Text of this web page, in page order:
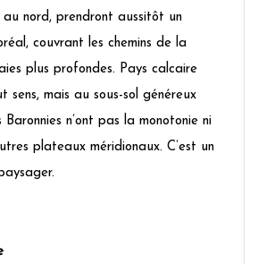
au nord, prendront aussitôt un
couvrant les chemins de la
plus profondes. Pays calcaire
sens, mais au sous-sol généreux
n’ont pas la monotonie ni
plateaux méridionaux. C’est un